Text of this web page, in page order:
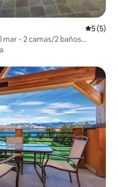
5 (5)
- 2 camas/2 baños